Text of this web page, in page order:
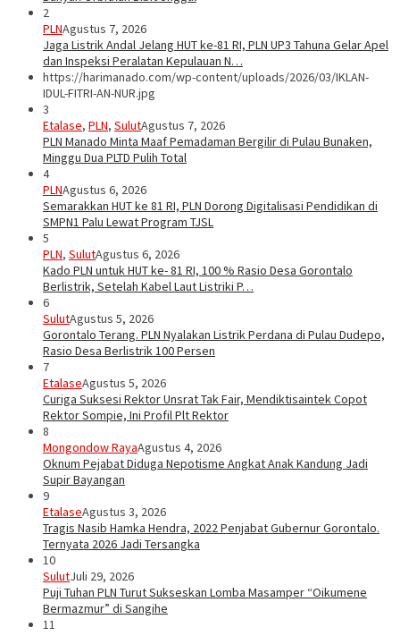
2
PLNAgustus 7, 2026
Jaga Listrik Andal Jelang HUT ke-81 RI, PLN UP3 Tahuna Gelar Apel
dan Inspeksi Peralatan Kepulauan N…
https://harimanado.com/wp-content/uploads/2026/03/IKLAN-
IDUL-FITRI-AN-NUR.jpg
3
Etalase, PLN, SulutAgustus 7, 2026
PLN Manado Minta Maaf Pemadaman Bergilir di Pulau Bunaken,
Minggu Dua PLTD Pulih Total
4
PLNAgustus 6, 2026
Semarakkan HUT ke 81 RI, PLN Dorong Digitalisasi Pendidikan di
SMPN1 Palu Lewat Program TJSL
5
PLN, SulutAgustus 6, 2026
Kado PLN untuk HUT ke- 81 RI, 100 % Rasio Desa Gorontalo
Berlistrik, Setelah Kabel Laut Listriki P…
6
SulutAgustus 5, 2026
Gorontalo Terang. PLN Nyalakan Listrik Perdana di Pulau Dudepo,
Rasio Desa Berlistrik 100 Persen
7
EtalaseAgustus 5, 2026
Curiga Suksesi Rektor Unsrat Tak Fair, Mendiktisaintek Copot
Rektor Sompie, Ini Profil Plt Rektor
8
Mongondow RayaAgustus 4, 2026
Oknum Pejabat Diduga Nepotisme Angkat Anak Kandung Jadi
Supir Bayangan
9
EtalaseAgustus 3, 2026
Tragis Nasib Hamka Hendra, 2022 Penjabat Gubernur Gorontalo.
Ternyata 2026 Jadi Tersangka
10
SulutJuli 29, 2026
Puji Tuhan PLN Turut Sukseskan Lomba Masamper “Oikumene
Bermazmur” di Sangihe
11